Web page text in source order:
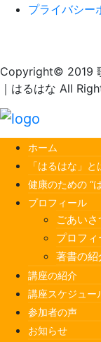
プライバシー
Copyright© 2019
｜はるはな All
ホーム
「はるはな」と
健康のための “
プロフィール
ごあいさ
プロフ
著書の紹
講座の紹介
講座スケジュー
参加者の声
お知らせ